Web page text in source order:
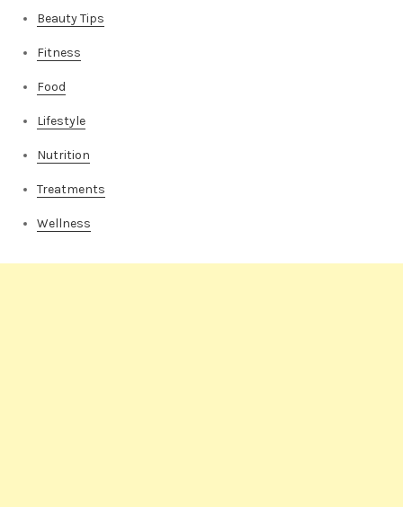
Beauty Tips
Fitness
Food
Lifestyle
Nutrition
Treatments
Wellness